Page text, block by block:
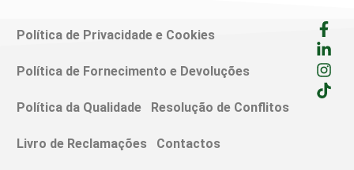
Política de Privacidade e Cookies
Política de Fornecimento e Devoluções
Política da Qualidade Resolução de Conflitos
Livro de Reclamações Contactos